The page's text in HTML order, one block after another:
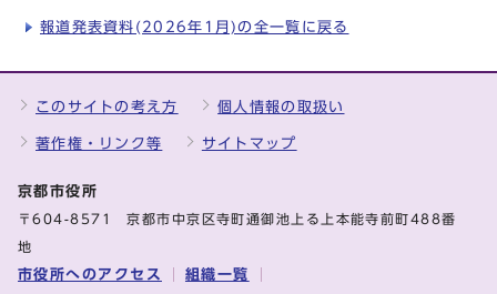
報道発表資料(2026年1月)の全一覧に戻る
このサイトの考え方 個人情報の取扱い
著作権・リンク等 サイトマップ
京都市役所
〒604-8571 京都市中京区寺町通御池上る上本能寺前町488番
地
市役所へのアクセス 組織一覧